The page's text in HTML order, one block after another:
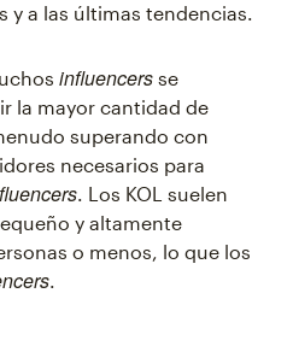
y a las últimas tendencias.
influencers se
la mayor cantidad de
superando con
necesarios para
. Los KOL suelen
y altamente
o menos, lo que los
.